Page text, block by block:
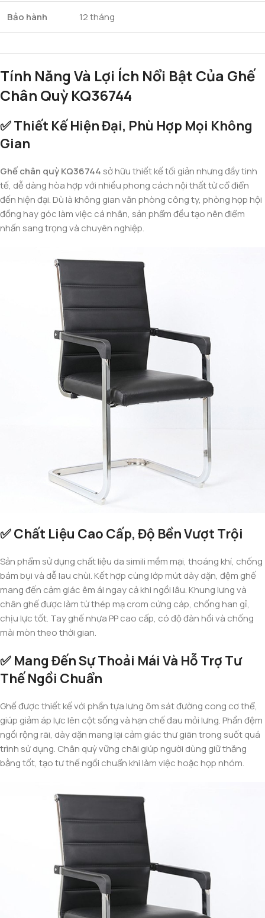
Bảo hành 12 tháng
Tính Năng Và Lợi Ích Nổi Bật Của Ghế
Chân Quỳ KQ36744
✅ Thiết Kế Hiện Đại, Phù Hợp Mọi Không
Gian
Ghế chân quỳ KQ36744 sở hữu thiết kế tối giản nhưng đầy tinh
tế, dễ dàng hòa hợp với nhiều phong cách nội thất từ cổ điển
đến hiện đại. Dù là không gian văn phòng công ty, phòng họp hội
đồng hay góc làm việc cá nhân, sản phẩm đều tạo nên điểm
nhấn sang trọng và chuyên nghiệp.
✅ Chất Liệu Cao Cấp, Độ Bền Vượt Trội
Sản phẩm sử dụng chất liệu da simili mềm mại, thoáng khí, chống
bám bụi và dễ lau chùi. Kết hợp cùng lớp mút dày dặn, đệm ghế
mang đến cảm giác êm ái ngay cả khi ngồi lâu. Khung lưng và
chân ghế được làm từ thép mạ crom cứng cáp, chống han gỉ,
chịu lực tốt. Tay ghế nhựa PP cao cấp, có độ đàn hồi và chống
mài mòn theo thời gian.
✅ Mang Đến Sự Thoải Mái Và Hỗ Trợ Tư
Thế Ngồi Chuẩn
Ghế được thiết kế với phần tựa lưng ôm sát đường cong cơ thể,
giúp giảm áp lực lên cột sống và hạn chế đau mỏi lưng. Phần đệm
ngồi rộng rãi, dày dặn mang lại cảm giác thư giãn trong suốt quá
trình sử dụng. Chân quỳ vững chãi giúp người dùng giữ thăng
bằng tốt, tạo tư thế ngồi chuẩn khi làm việc hoặc họp nhóm.